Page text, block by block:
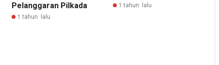
Pelanggaran Pilkada
1 tahun lalu
1 tahun lalu